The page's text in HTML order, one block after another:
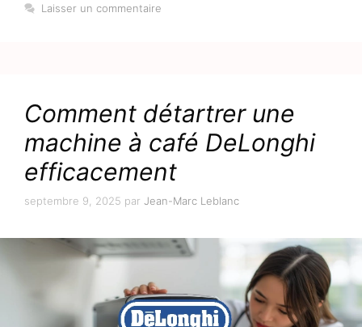
Laisser un commentaire
Comment détartrer une
machine à café DeLonghi
efficacement
septembre 9, 2025 par Jean-Marc Leblanc